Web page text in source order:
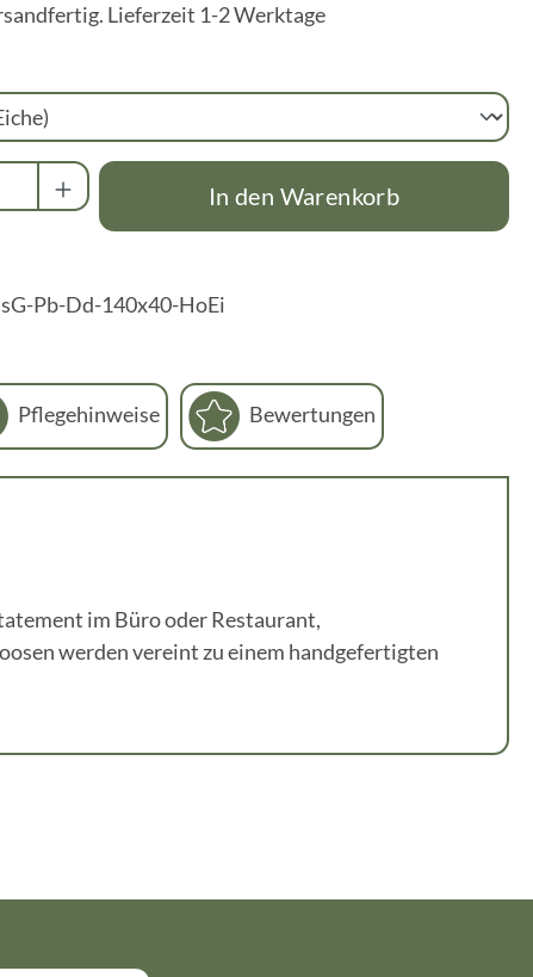
Lieferzeit 1-2 Werktage
Gib den gewünschten Wert ein
In den Warenkorb
sG-Pb-Dd-140x40-HoEi
Pflegehinweise Bewertungen
im Büro oder Restaurant,
werden vereint zu einem handgefertigten